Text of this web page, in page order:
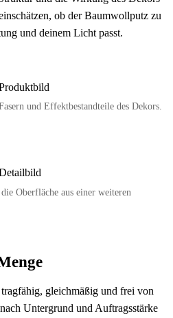
ob der Baumwollputz zu
und deinem Licht passt.
und Effektbestandteile des Dekors.
Oberfläche aus einer weiteren
gleichmäßig und frei von
Untergrund und Auftragsstärke